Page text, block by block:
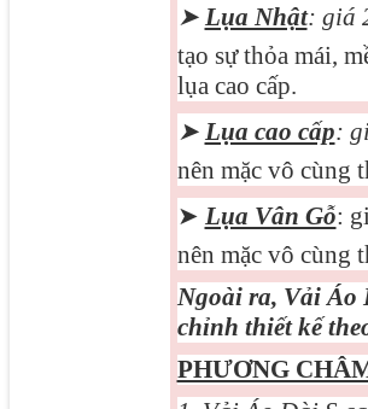
➤ Lụa Nhật: giá
tạo sự thỏa mái,
lụa cao cấp.
➤ Lụa cao cấp:
nên mặc vô cùng
➤ Lụa Vân Gỗ:
nên mặc vô cùng
Ngoài ra, Vải Áo
chỉnh thiết kế
PHƯƠNG